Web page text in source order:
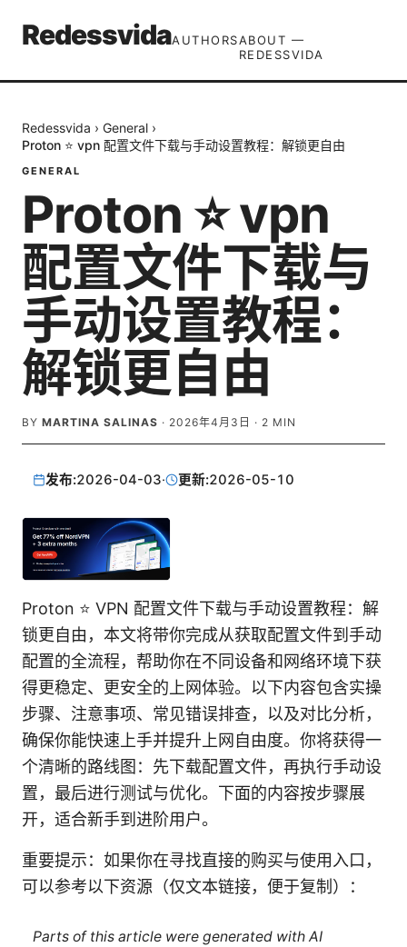
RedessvidaAUTHORSABOUT —
REDESSVIDA
Redessvida › General ›
Proton ⭐ vpn 配置文件下载与手动设置教程：解锁更自由
GENERAL
Proton ⭐ vpn
配置文件下载与
手动设置教程：
解锁更自由
BY MARTINA SALINAS · 2026年4月3日 · 2 MIN
发布:2026-04-03· 更新:2026-05-10
Proton ⭐ VPN 配置文件下载与手动设置教程：解
锁更自由，本文将带你完成从获取配置文件到手动
配置的全流程，帮助你在不同设备和网络环境下获
得更稳定、更安全的上网体验。以下内容包含实操
步骤、注意事项、常见错误排查，以及对比分析，
确保你能快速上手并提升上网自由度。你将获得一
个清晰的路线图：先下载配置文件，再执行手动设
置，最后进行测试与优化。下面的内容按步骤展
开，适合新手到进阶用户。
重要提示：如果你在寻找直接的购买与使用入口，
可以参考以下资源（仅文本链接，便于复制）：
Parts of this article were generated with AI